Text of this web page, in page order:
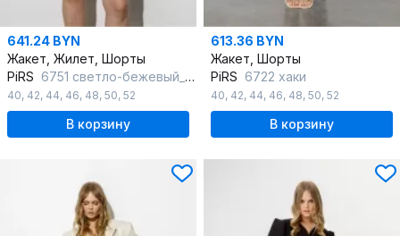
641.24 BYN
Жакет, Жилет, Шорты
PiRS 6751 светло-бежевый_меланж
40, 42, 44, 46, 48, 50, 52
В корзину
613.36 BYN
Жакет, Шорты
PiRS 6722 хаки
40, 42, 44, 46, 48, 50, 52
В корзину